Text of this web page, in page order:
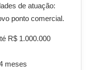
de atuação:
ponto comercial.
R$ 1.000.000
meses